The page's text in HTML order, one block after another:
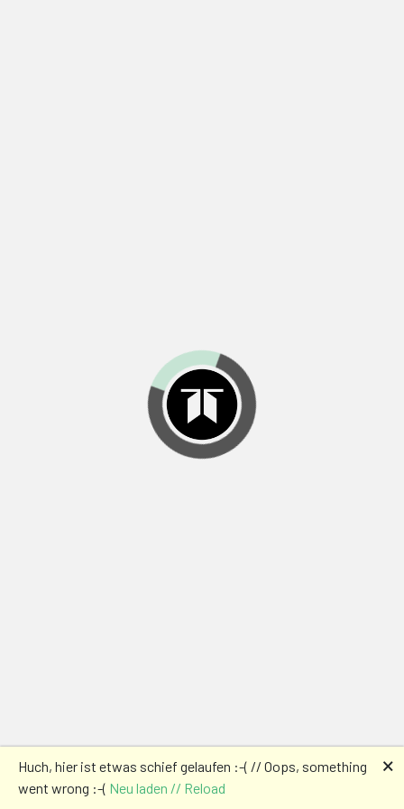
Huch, hier ist etwas schief gelaufen :-( // Oops, something
went wrong :-( Neu laden // Reload
🗙